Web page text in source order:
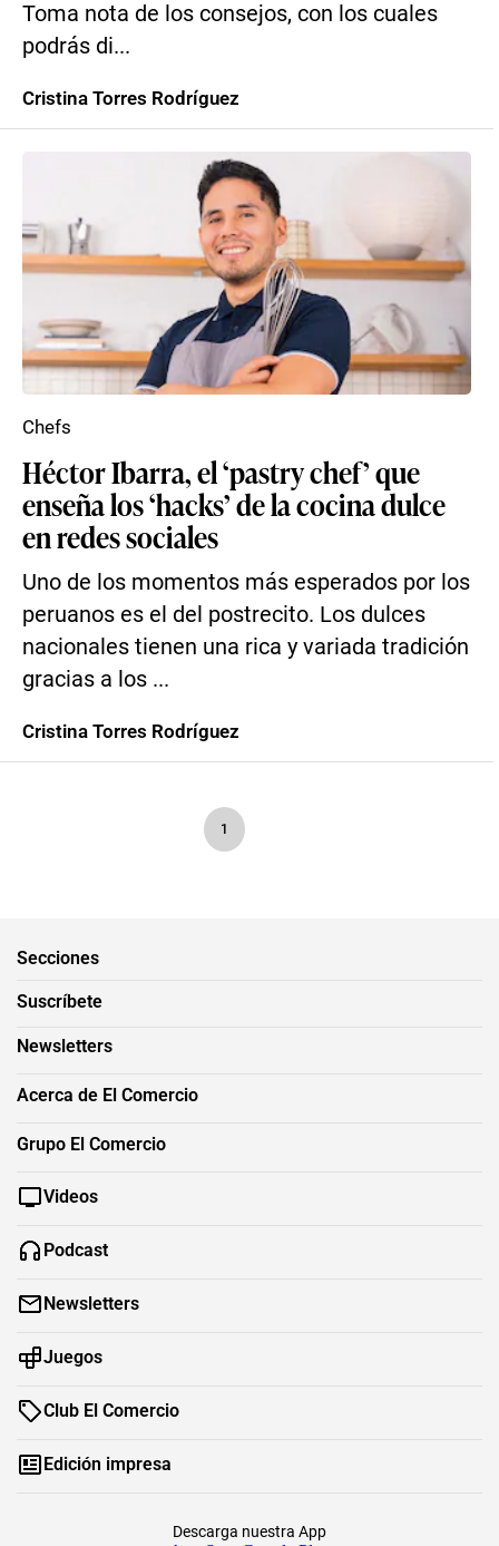
Toma nota de los consejos, con los cuales
podrás di...
Cristina Torres Rodríguez
Héctor Ibarra, el ‘pastry chef’ que
enseña los ‘hacks’ de la cocina dulce
en redes sociales
Uno de los momentos más esperados por los
peruanos es el del postrecito. Los dulces
nacionales tienen una rica y variada tradición
gracias a los ...
Chefs
Cristina Torres Rodríguez
1
Secciones
Suscríbete
Newsletters
Acerca de El Comercio
Grupo El Comercio
Videos
Podcast
Newsletters
Juegos
Club El Comercio
Edición impresa
Descarga nuestra App